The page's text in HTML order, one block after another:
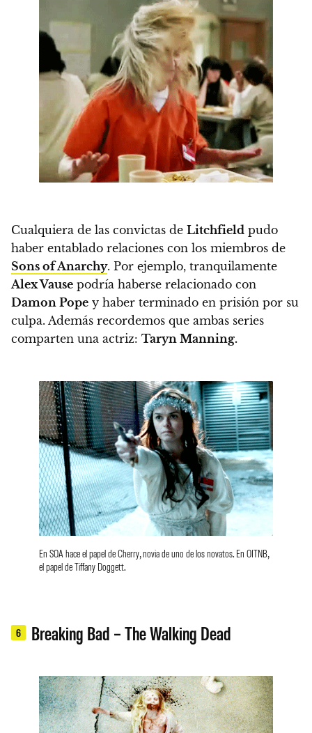
Cualquiera de las convictas de Litchfield pudo
haber entablado relaciones con los miembros de
Sons of Anarchy. Por ejemplo, tranquilamente
Alex Vause podría haberse relacionado con
Damon Pope y haber terminado en prisión por su
culpa. Además recordemos que ambas series
comparten una actriz: Taryn Manning.
En SOA hace el papel de Cherry, novia de uno de los novatos. En OITNB,
el papel de Tiffany Doggett.
6 Breaking Bad – The Walking Dead